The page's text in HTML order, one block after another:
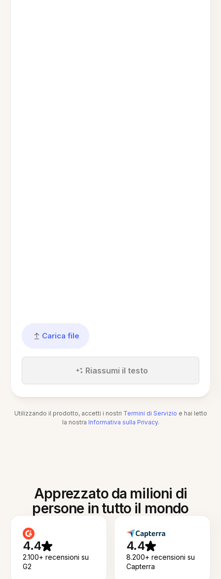
Carica file
Riassumi il testo
Utilizzando il prodotto, accetti i nostri Termini di Servizio e hai letto
la nostra Informativa sulla Privacy.
Apprezzato da milioni di
persone in tutto il mondo
4.4
2.100+ recensioni su
G2
4.4
8.200+ recensioni su
Capterra